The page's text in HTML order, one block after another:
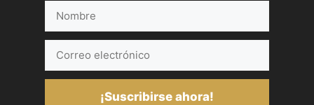
electrónico
¡Suscribirse ahora!